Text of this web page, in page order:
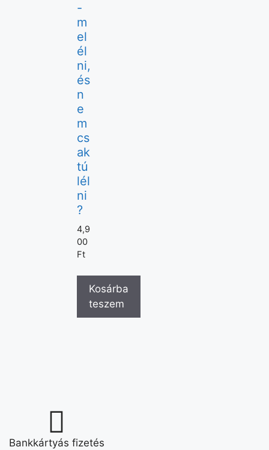
-
m
el
él
ni,
és
n
e
m
cs
ak
tú
lél
ni
?
4,9
00
Ft
Kosárba
teszem
Bankkártyás fizetés